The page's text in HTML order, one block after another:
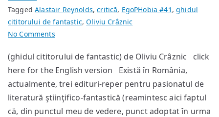
TaggedAlastair Reynolds,critică, EgoPHobia #41 ,ghidul
cititorului de fantastic,Oliviu Crâznic
No Commentson
întunecat
la
Editura
Trei:
Alastair
(ghidul cititorului de fantastic) de Oliviu Crâznic click
here for the English version Există în România,
actualmente, trei edituri-reper pentru pasionatul de
literatură ştiinţifico-fantastică (reamintesc aici faptul
că, din punctul meu de vedere, punct adoptat în urma